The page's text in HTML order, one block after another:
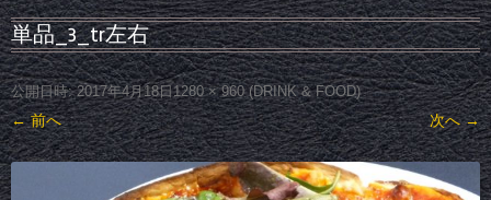
単品_3_tr左右
公開日時: 2017年4月18日1280 × 960(DRINK & FOOD)
← 前へ 次へ →